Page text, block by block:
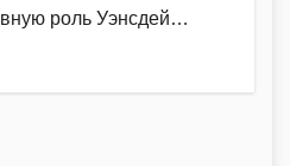
роль Уэнсдей…